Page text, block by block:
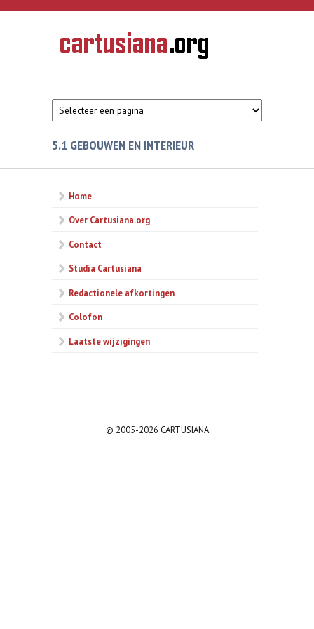
Overslaan en naar de inhoud gaan
CARTUSIANA
Geschiedenis
van de
5.1 GEBOUWEN EN INTERIEUR
Home
Over Cartusiana.org
Contact
Studia Cartusiana
Redactionele afkortingen
Colofon
Laatste wijzigingen
© 2005-2026 CARTUSIANA